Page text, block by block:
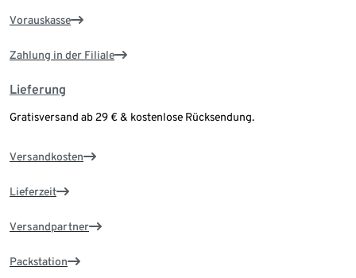
Vorauskasse
Zahlung in der Filiale
Lieferung
Gratisversand ab 29 € & kostenlose Rücksendung.
Versandkosten
Lieferzeit
Versandpartner
Packstation